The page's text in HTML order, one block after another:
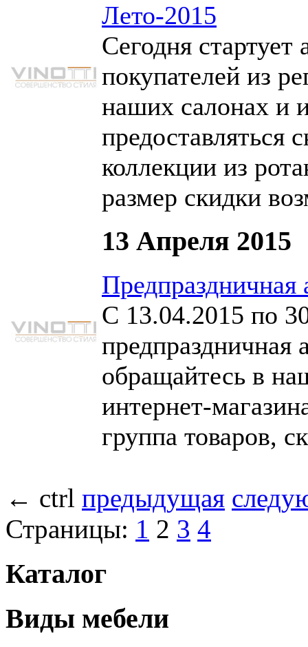
Лето-2015
Сегодня
покупателей из
наших салонах и
предоставляться
коллекции из
размер скидки
13 Апреля 2015
Предпраздничная
С 13.04.2015 по
предпраздничная
обращайтесь в
интернет-
группа товаров,
← ctrl предыдущая
Страницы: 1 2 3 4
Каталог
Виды мебели